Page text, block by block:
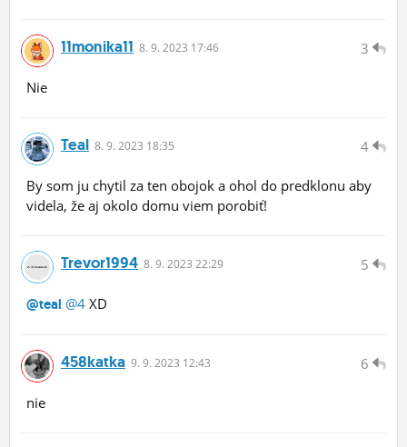
3
11monika11 8. 9. 2023 17:46
Nie
4
Teal 8. 9. 2023 18:35
By som ju chytil za ten obojok a ohol do predklonu aby
videla, že aj okolo domu viem porobiť!
5
Trevor1994 8. 9. 2023 22:29
@teal @4 XD
6
458katka 9. 9. 2023 12:43
nie